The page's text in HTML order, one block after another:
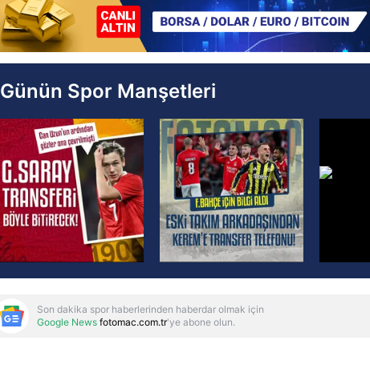
Günün Spor Manşetleri
Son dakika spor haberlerinden haberdar olmak için
Google News fotomac.com.tr'ye abone olun.